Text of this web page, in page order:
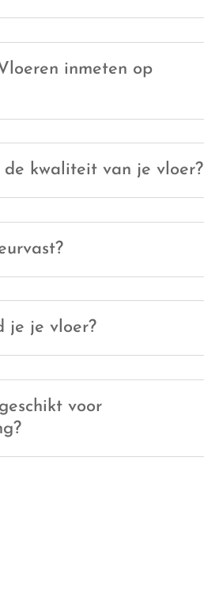
inmeten op
de kwaliteit van je vloer?
je je vloer?
voor